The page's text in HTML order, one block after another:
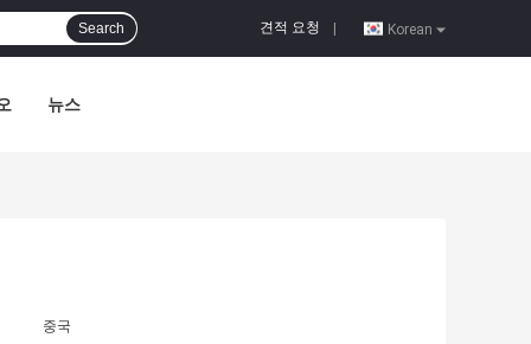
Korean
견적 요청
Search
뉴스
중국